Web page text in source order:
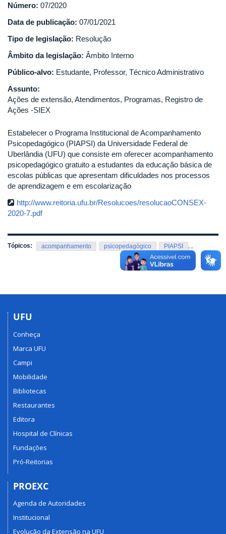
Número: 07/2020
Data de publicação: 07/01/2021
Tipo de legislação: Resolução
Âmbito da legislação: Âmbito Interno
Público-alvo: Estudante, Professor, Técnico Administrativo
Assunto:
Ações de extensão, Atendimentos, Programas, Registro de
Ações -SIEX
Estabelecer o Programa Institucional de Acompanhamento
Psicopedagógico (PIAPSI) da Universidade Federal de
Uberlândia (UFU) que consiste em oferecer acompanhamento
psicopedagógico gratuito a estudantes da educação básica de
escolas públicas que apresentam dificuldades nos processos
de aprendizagem e em escolarização
http://www.reitoria.ufu.br/Resolucoes/resolucaoCONSEX-
2020-7.pdf
Tópicos: acompanhamento ,
psicopedagógico ,
PIAPSI
UFU
Conheça
Marca UFU
Campi
Mobilidade
Bibliotecas
Restaurantes
Editora
Hospital de Clínicas
Fundações
Pró-Reitorias
PROEXC
Agenda de Autoridades
Institucional
Evolução da Extensão na UFU